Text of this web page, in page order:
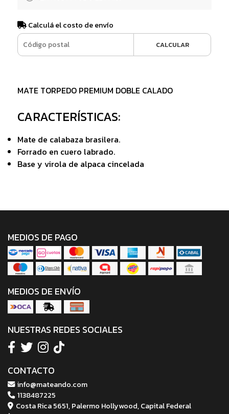
Calculá el costo de envío
CALCULAR
MATE TORPEDO PREMIUM DOBLE CALADO
CARACTERÍSTICAS:
Mate de calabaza brasilera.
Forrado en cuero labrado.
Base y virola de alpaca cincelada
MEDIOS DE PAGO
MEDIOS DE ENVÍO
NUESTRAS REDES SOCIALES
CONTACTO
info@mateando.com
1138487225
Costa Rica 5651, Palermo Hollywood, Capital Federal